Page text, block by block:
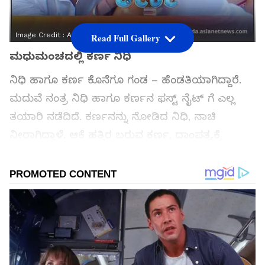
Image Credit : Asianet News
ಮಧುಮಂಚದಲ್ಲಿ ಕರ್ಣ ನಿಧಿ
ನಿಧಿ ಹಾಗೂ ಕರ್ಣ ಕೊನೆಗೂ ಗಂಡ – ಹೆಂಡತಿಯಾಗಿದ್ದಾರೆ.
ಮದುವೆ ನಂತ್ರ ನಿಧಿ ಹಾಗೂ ಕರ್ಣನ ಫಸ್ಟ್ ನೈಟ್ ಗೆ ಎಲ್ಲ
ತಯಾರಿ ನಡೆದಿದೆ. ಕರ್ಣನನ್ನು ನೋಡಿದ ನಿಧಿ, ನಾಚಿ
ಇನ್ಮುಂದೆ ಹೆಮ್ಮೆಯಿಂದ ಹೇಳಿಕೊಳ್ತೇನೆ ನನ್ನ ಹೆಂಡ್ತಿ, ನನ್ನವರು
ಅಂತ ಎಂದಿದ್ದಾನೆ ಕರ್ಣ.
ಸಮಗ್ರ ಸುದ್ದಿ ಮೂಲವನ್ನಾಗಿ asianet suvarna news ಅನ್ನು
ಆಯ್ಕೆ ಮಾಡಿಕೊಳ್ಳಿ
Read Full Gallery